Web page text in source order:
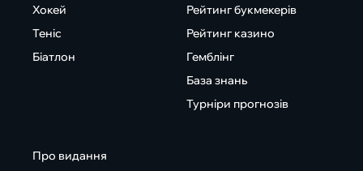
Хокей
Теніс
Біатлон
Рейтинг букмекерів
Рейтинг казино
Гемблінг
База знань
Турніри прогнозів
Про видання